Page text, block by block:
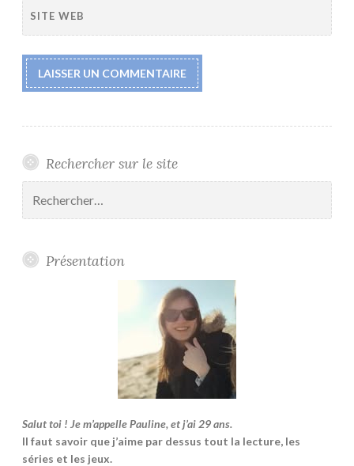
SITE WEB
Rechercher sur le site
Présentation
Salut toi ! Je m’appelle Pauline, et j’ai 29 ans.
Il faut savoir que j’aime par dessus tout la lecture, les
séries et les jeux.